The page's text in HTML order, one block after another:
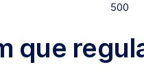
500
que